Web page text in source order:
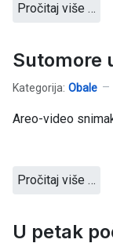
Pročitaj više …
Sutomore
Kategorija: Obale
Areo-video
Pročitaj više …
U petak